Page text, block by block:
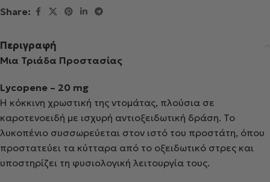
Share:
Περιγραφή
Μια Τριάδα Προστασίας
Lycopene – 20 mg
Η κόκκινη χρωστική της ντομάτας, πλούσια σε
καροτενοειδή με ισχυρή αντιοξειδωτική δράση. Το
λυκοπένιο συσσωρεύεται στον ιστό του προστάτη, όπου
προστατεύει τα κύτταρα από το οξειδωτικό στρες και
υποστηρίζει τη φυσιολογική λειτουργία τους.